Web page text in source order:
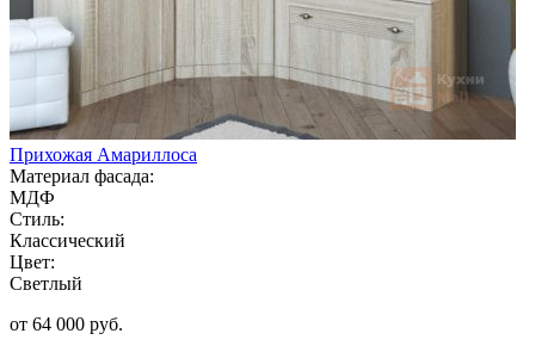
Прихожая Амариллоса
Материал фасада:
МДФ
Стиль:
Классический
Цвет:
Светлый
от 64 000 руб.